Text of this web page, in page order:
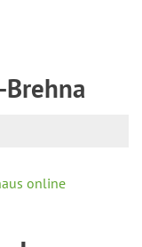
online